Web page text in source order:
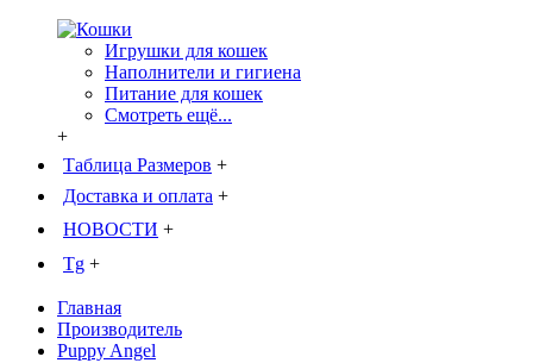
Игрушки для кошек
Наполнители и гигиена
Питание для кошек
Смотреть ещё...
+
Таблица Размеров +
Доставка и оплата +
НОВОСТИ +
Tg +
Главная
Производитель
Puppy Angel